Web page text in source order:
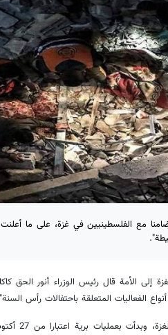
مع الفلسطينيين في غزة، على ما
إلى الأمة قال رئيس الوزراء أنور الحق
الفعاليات المتعلقة باحتفالات رأس